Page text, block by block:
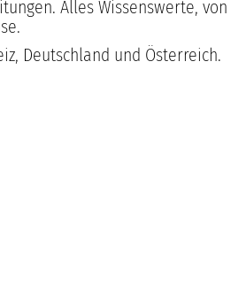
Alles Wissenswerte, von
Deutschland und Österreich.